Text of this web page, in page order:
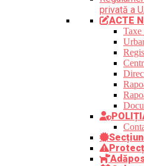
privată a
ACTE
Taxe